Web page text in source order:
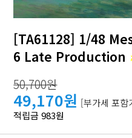
[TA61128] 1/48
6 Late Production
50,700원
49,170원 [부가세 포함
적립금 983원